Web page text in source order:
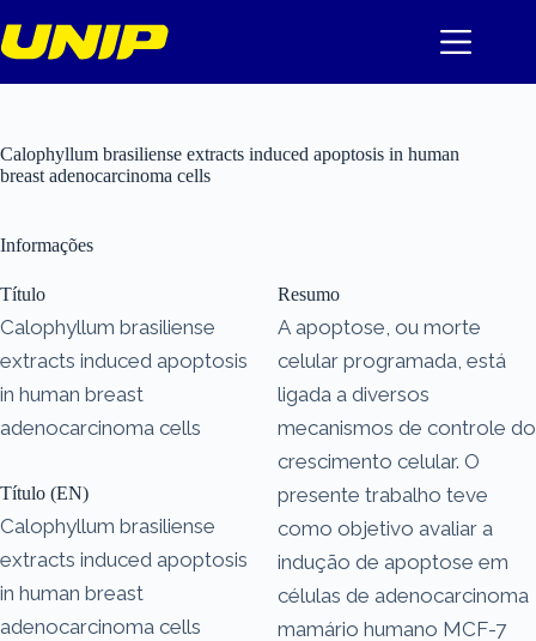
para
o
Calophyllum brasiliense extracts induced apoptosis in human
breast adenocarcinoma cells
Informações
Título
Calophyllum brasiliense
extracts induced apoptosis
in human breast
adenocarcinoma cells
Título (EN)
Calophyllum brasiliense
extracts induced apoptosis
in human breast
adenocarcinoma cells
Resumo
A apoptose, ou morte
celular programada, está
ligada a diversos
mecanismos de controle do
crescimento celular. O
presente trabalho teve
como objetivo avaliar a
indução de apoptose em
células de adenocarcinoma
mamário humano MCF-7